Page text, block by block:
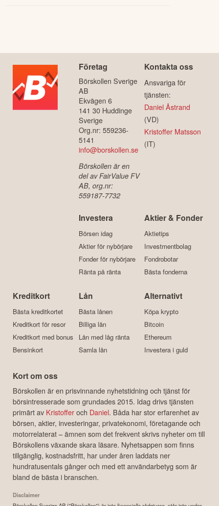
Företag
Börskollen Sverige
AB
Ekvägen 6
141 30 Huddinge
Sverige
Org.nr: 559236-
5141
info@borskollen.se
Börskollen är en
del av FairValue FV
AB, org.nr:
559187-7732
Kontakta oss
Ansvariga för
tjänsten:
Daniel Åstrand
(VD)
Kristoffer Matsson
(IT)
Investera
Börsen idag
Aktier för nybörjare
Fonder för nybörjare
Ränta på ränta
Aktier & Fonder
Aktietips
Investmentbolag
Fondrobotar
Bästa fonderna
Kreditkort
Bästa kreditkortet
Kreditkort för resor
Kreditkort med bonus
Bensinkort
Lån
Bästa lånen
Billiga lån
Lån med låg ränta
Samla lån
Alternativt
Köpa krypto
Bitcoin
Ethereum
Investera i guld
Kort om oss
Börskollen är en prisvinnande nyhetstidning och tjänst för
börsintresserade som grundades 2015. Idag drivs tjänsten
primärt av Kristofferoch Daniel. Båda har stor erfarenhet av
börsen, aktier, investeringar, privatekonomi, företagande och
motorrelaterat – ämnen som det frekvent skrivs nyheter om till
Börskollens växande skara läsare. Nyhetsappen som finns
tillgänglig, kostnadsfritt, har under åren laddats ner
hundratusentals gånger och med ett användarbetyg som är
bland de bästa i branschen.
Disclaimer